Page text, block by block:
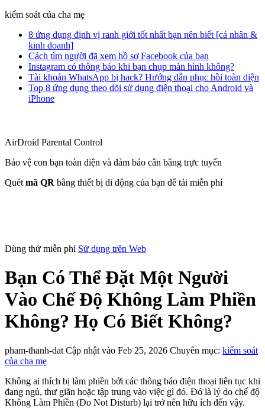
kiểm soát của cha mẹ
8 ứng dụng định vị ranh giới tốt nhất bạn nên biết [cá nhân &
kinh doanh]
Cách tìm người đã xem hồ sơ Facebook của bạn
Instagram có thông báo khi bạn chụp màn hình không?
Tài khoản WhatsApp bị hack? Hướng dẫn phục hồi toàn diện
Top 8 ứng dụng theo dõi sử dụng điện thoại cho Android và
iPhone
AirDroid Parental Control
Bảo vệ con bạn toàn diện và đảm bảo cân bằng trực tuyến
Quét mã QR bằng thiết bị di động của bạn để tải miễn phí
Dùng thử miễn phí Sử dụng trên Web
Bạn Có Thể Đặt Một Người
Vào Chế Độ Không Làm Phiền
Không? Họ Có Biết Không?
pham-thanh-dat Cập nhật vào Feb 25, 2026 Chuyên mục: kiểm soát
của cha mẹ
Không ai thích bị làm phiền bởi các thông báo điện thoại liên tục khi
đang ngủ, thư giãn hoặc tập trung vào việc gì đó. Đó là lý do chế độ
Không Làm Phiền (Do Not Disturb) lại trở nên hữu ích đến vậy.